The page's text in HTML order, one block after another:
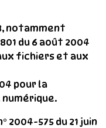
notamment
du 6 août 2004
fichiers et aux
pour la
numérique.
2004-575 du 21 juin